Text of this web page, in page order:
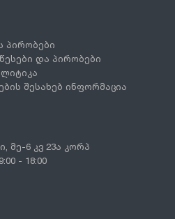
პირობები
და პირობები
შესახებ ინფორმაცია
მე-6 კვ 23ა კორპ
- 18:00